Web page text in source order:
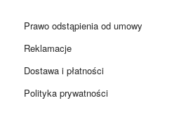
Prawo odstąpienia od umowy
Reklamacje
Dostawa i płatności
Polityka prywatności